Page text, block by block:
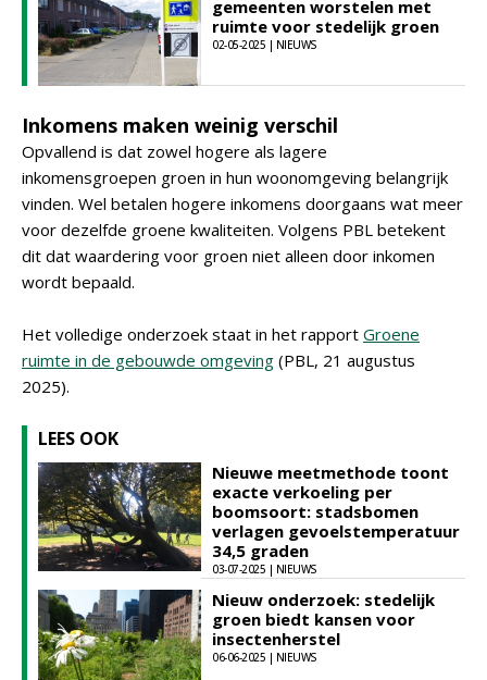
gemeenten worstelen met
ruimte voor stedelijk groen
02-05-2025 | NIEUWS
Inkomens maken weinig verschil
Opvallend is dat zowel hogere als lagere
inkomensgroepen groen in hun woonomgeving belangrijk
vinden. Wel betalen hogere inkomens doorgaans wat meer
voor dezelfde groene kwaliteiten. Volgens PBL betekent
dit dat waardering voor groen niet alleen door inkomen
wordt bepaald.
Het volledige onderzoek staat in het rapport Groene
ruimte in de gebouwde omgeving (PBL, 21 augustus
2025).
LEES OOK
Nieuwe meetmethode toont
exacte verkoeling per
boomsoort: stadsbomen
verlagen gevoelstemperatuur
34,5 graden
03-07-2025 | NIEUWS
Nieuw onderzoek: stedelijk
groen biedt kansen voor
insectenherstel
06-06-2025 | NIEUWS